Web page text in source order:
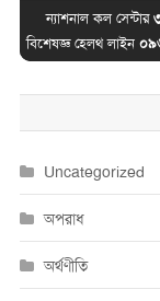
ন্যাশনাল কল সেন্টার
বিশেষজ্ঞ হেলথ লাইন
Uncategorized
অপরাধ
অর্থণীতি